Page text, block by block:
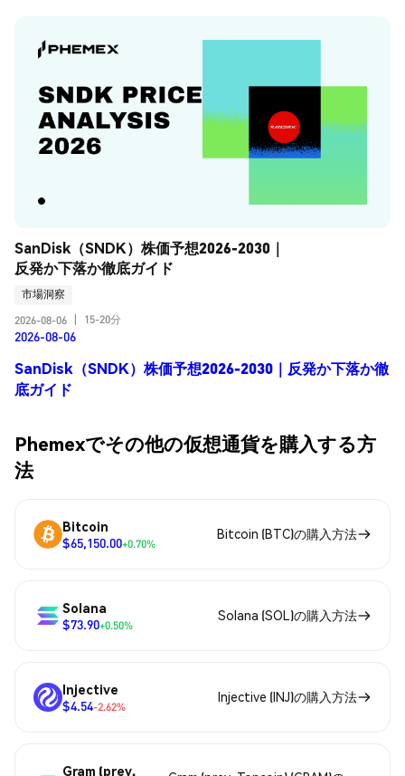
SanDisk（SNDK）株価予想2026-2030｜
反発か下落か徹底ガイド
市場洞察
2026-08-06
15-20分
2026-08-06
SanDisk（SNDK）株価予想2026-2030｜反発か下落か徹
底ガイド
Phemexでその他の仮想通貨を購入する方
法
Bitcoin
$65,150.00+0.70%
Bitcoin (BTC)の購入方法
Solana
$73.90+0.50%
Solana (SOL)の購入方法
Injective
$4.54-2.62%
Injective (INJ)の購入方法
Gram (prev.